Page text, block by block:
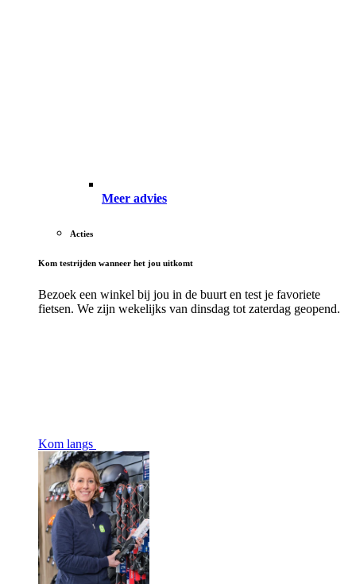
Meer advies
Acties
Kom testrijden wanneer het jou uitkomt
Bezoek een winkel bij jou in de buurt en test je favoriete
fietsen. We zijn wekelijks van dinsdag tot zaterdag geopend.
Kom langs